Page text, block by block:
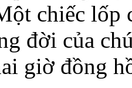
chiếc lốp
đời của
giờ đồng